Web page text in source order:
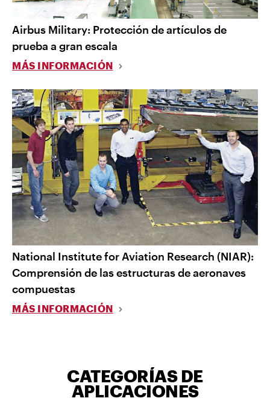
Airbus Military: Protección de artículos de
prueba a gran escala
MÁS INFORMACIÓN
National Institute for Aviation Research (NIAR):
Comprensión de las estructuras de aeronaves
compuestas
MÁS INFORMACIÓN
CATEGORÍAS DE
APLICACIONES